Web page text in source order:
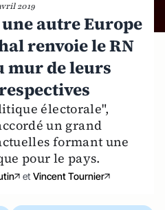
2019
autre Europe
renvoie le RN
mur de leurs
électorale",
un grand
formant une
pour le pays.
et Vincent Tournier